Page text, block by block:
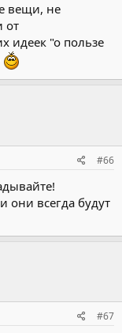
вещи, не
от
идеек "о пользе
#66
они всегда будут
#67